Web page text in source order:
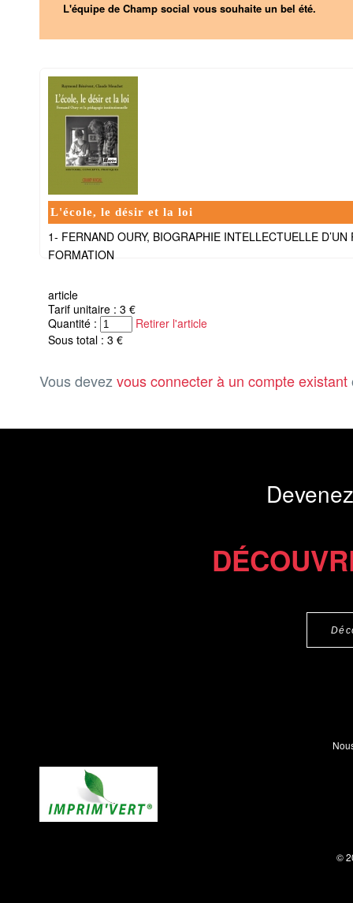
L'équipe de Champ social vous souhaite un bel été.
L'école, le désir et la loi
1- FERNAND OURY, BIOGRAPHIE INTELLECTUELLE
FORMATION
article
Tarif unitaire : 3 €
Quantité :
Retirer l'article
Sous total : 3 €
Vous devez vous connecter à un compte existant
©